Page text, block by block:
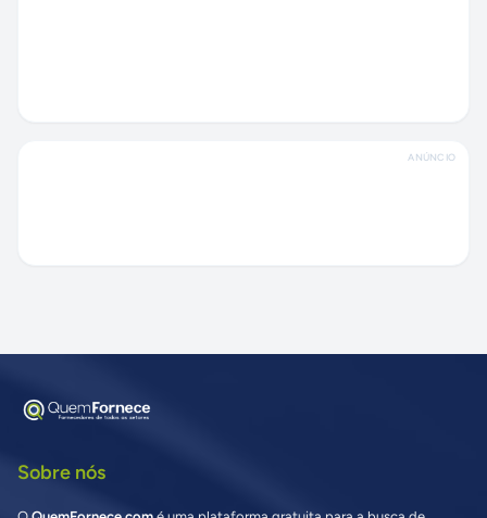
ANÚNCIO
Sobre nós